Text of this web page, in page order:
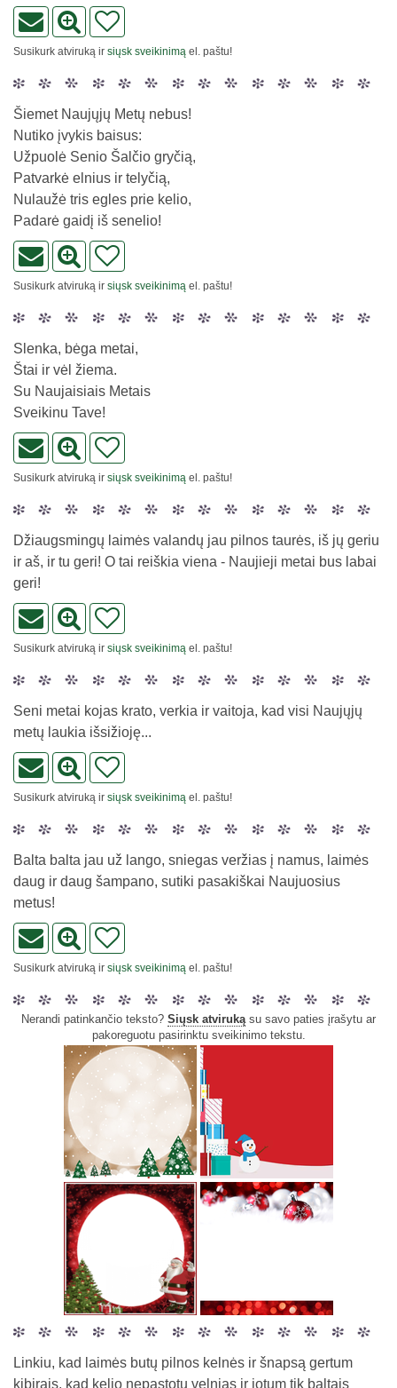
Susikurk atviruką ir siųsk sveikinimą el. paštu!
Šiemet Naujųjų Metų nebus!
Nutiko įvykis baisus:
Užpuolė Senio Šalčio gryčią,
Patvarkė elnius ir telyčią,
Nulaužė tris egles prie kelio,
Padarė gaidį iš senelio!
Susikurk atviruką ir siųsk sveikinimą el. paštu!
Slenka, bėga metai,
Štai ir vėl žiema.
Su Naujaisiais Metais
Sveikinu Tave!
Susikurk atviruką ir siųsk sveikinimą el. paštu!
Džiaugsmingų laimės valandų jau pilnos taurės, iš jų geriu
ir aš, ir tu geri! O tai reiškia viena - Naujieji metai bus labai
geri!
Susikurk atviruką ir siųsk sveikinimą el. paštu!
Seni metai kojas krato, verkia ir vaitoja, kad visi Naujųjų
metų laukia išsižioję...
Susikurk atviruką ir siųsk sveikinimą el. paštu!
Balta balta jau už lango, sniegas veržias į namus, laimės
daug ir daug šampano, sutiki pasakiškai Naujuosius
metus!
Susikurk atviruką ir siųsk sveikinimą el. paštu!
Nerandi patinkančio teksto? Siųsk atvirukąsu savo paties įrašytu ar
pakoreguotu pasirinktu sveikinimo tekstu.
Linkiu, kad laimės butų pilnos kelnės ir šnapsą gertum
kibirais, kad kelio nepastotų velnias ir jotum tik baltais